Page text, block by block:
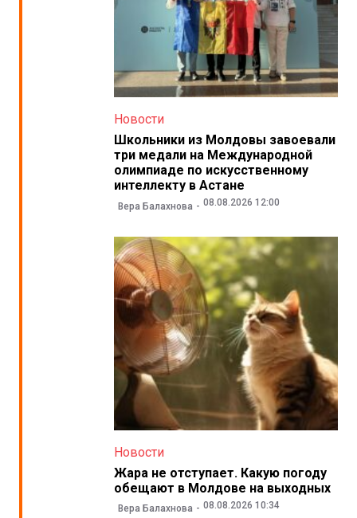
Новости
Школьники из Молдовы завоевали
три медали на Международной
олимпиаде по искусственному
интеллекту в Астане
Вера Балахнова 08.08.2026 12:00
Новости
Жара не отступает. Какую погоду
обещают в Молдове на выходных
Вера Балахнова 08.08.2026 10:34